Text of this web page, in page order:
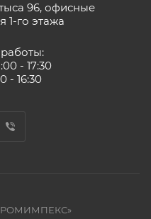
96, офисные
1-го этажа
- 17:30
- 16:30